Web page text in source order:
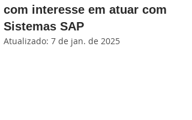
com interesse em atuar com
Sistemas SAP
Atualizado: 7 de jan. de 2025